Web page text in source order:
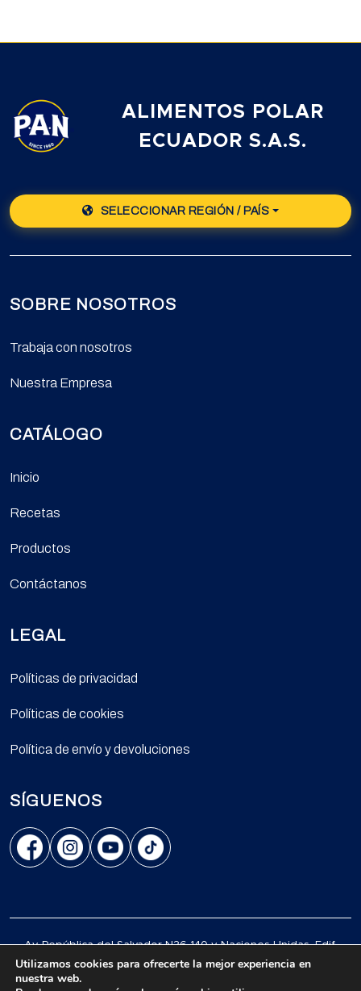
ALIMENTOS POLAR
ECUADOR S.A.S.
SELECCIONAR REGIÓN / PAÍS
SOBRE NOSOTROS
Trabaja con nosotros
Nuestra Empresa
CATÁLOGO
Inicio
Recetas
Productos
Contáctanos
LEGAL
Políticas de privacidad
Políticas de cookies
Política de envío y devoluciones
SÍGUENOS
Av. República del Salvador N36-140 y Naciones Unidas, Edif.
Centro Comercial Mansión Blanc, Of. L16, Quito.
© 2026 Todos los derechos reservados.
Utilizamos cookies para ofrecerte la mejor experiencia en
nuestra web.